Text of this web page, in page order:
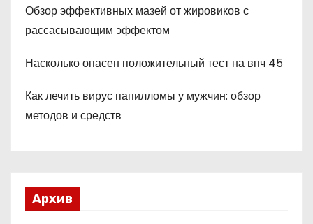
Обзор эффективных мазей от жировиков с
рассасывающим эффектом
Насколько опасен положительный тест на впч 45
Как лечить вирус папилломы у мужчин: обзор
методов и средств
Архив